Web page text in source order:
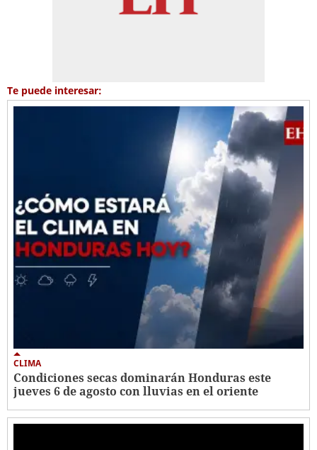
Te puede interesar:
CLIMA
Condiciones secas dominarán Honduras este
jueves 6 de agosto con lluvias en el oriente